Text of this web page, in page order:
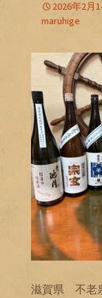
2026年2月
maruhige
滋賀県 不老